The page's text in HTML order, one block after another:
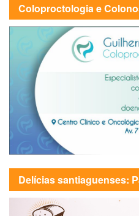
Coloproctologia e
Delícias santiaguenses: